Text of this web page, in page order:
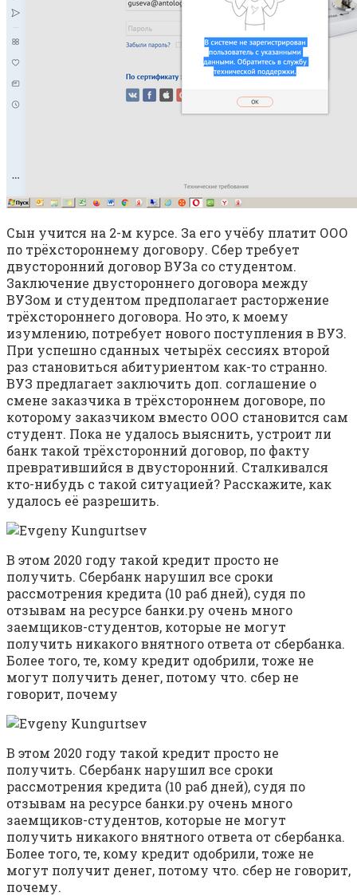
Сын учится на 2-м курсе. За его учёбу платит ООО
по трёхстороннему договору. Сбер требует
двусторонний договор ВУЗа со студентом.
Заключение двустороннего договора между
ВУЗом и студентом предполагает расторжение
трёхстороннего договора. Но это, к моему
изумлению, потребует нового поступления в ВУЗ.
При успешно сданных четырёх сессиях второй
раз становиться абитуриентом как-то странно.
ВУЗ предлагает заключить доп. соглашение о
смене заказчика в трёхстороннем договоре, по
которому заказчиком вместо ООО становится сам
студент. Пока не удалось выяснить, устроит ли
банк такой трёхсторонний договор, по факту
превратившийся в двусторонний. Сталкивался
кто-нибудь с такой ситуацией? Расскажите, как
удалось её разрешить.
В этом 2020 году такой кредит просто не
получить. Сбербанк нарушил все сроки
рассмотрения кредита (10 раб дней), судя по
отзывам на ресурсе банки.ру очень много
заемщиков-студентов, которые не могут
получить никакого внятного ответа от сбербанка.
Более того, те, кому кредит одобрили, тоже не
могут получить денег, потому что. сбер не
говорит, почему
В этом 2020 году такой кредит просто не
получить. Сбербанк нарушил все сроки
рассмотрения кредита (10 раб дней), судя по
отзывам на ресурсе банки.ру очень много
заемщиков-студентов, которые не могут
получить никакого внятного ответа от сбербанка.
Более того, те, кому кредит одобрили, тоже не
могут получит денег, потому что. сбер не говорит,
почему.